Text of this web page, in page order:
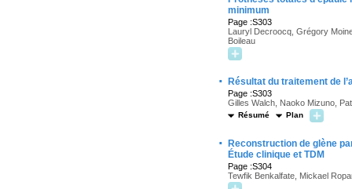
minimum
Page :S303
Lauryl Decroocq, Grégory
Boileau
· Résultat du traitement de
Page :S303
Gilles Walch, Naoko Mizuno,
Résumé Plan
·
Reconstruction de glène
Étude clinique et TDM
Page :S304
Tewfik Benkalfate, Mickael